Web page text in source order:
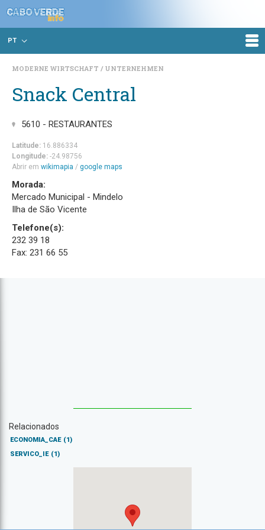
PT
MODERNE WIRTSCHAFT UNTERNEHMEN
Snack Central
5610 - RESTAURANTES
Latitude: 16.886334
Longitude: -24.98756
Abrir em wikimapia / google maps
Morada:
Mercado Municipal - Mindelo
Ilha de São Vicente
Telefone(s):
232 39 18
Fax: 231 66 55
Relacionados
ECONOMIA_CAE (1)
SERVICO_IE (1)